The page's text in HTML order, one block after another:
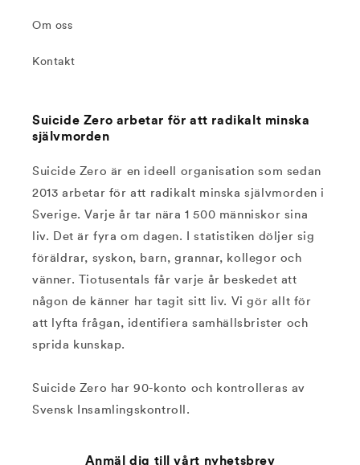
Om oss
Kontakt
Suicide Zero arbetar för att radikalt minska
självmorden
Suicide Zero är en ideell organisation som sedan
2013 arbetar för att radikalt minska självmorden i
Sverige. Varje år tar nära 1 500 människor sina
liv. Det är fyra om dagen. I statistiken döljer sig
föräldrar, syskon, barn, grannar, kollegor och
vänner. Tiotusentals får varje år beskedet att
någon de känner har tagit sitt liv. Vi gör allt för
att lyfta frågan, identifiera samhällsbrister och
sprida kunskap.
Suicide Zero har 90-konto och kontrolleras av
Svensk Insamlingskontroll.
Anmäl dig till vårt nyhetsbrev